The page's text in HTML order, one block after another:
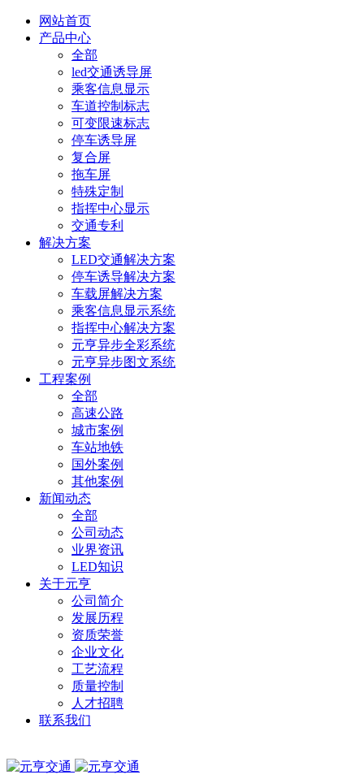
网站首页
产品中心
全部
led交通诱导屏
乘客信息显示
车道控制标志
可变限速标志
停车诱导屏
复合屏
拖车屏
特殊定制
指挥中心显示
交通专利
解决方案
LED交通解决方案
停车诱导解决方案
车载屏解决方案
乘客信息显示系统
指挥中心解决方案
元亨异步全彩系统
元亨异步图文系统
工程案例
全部
高速公路
城市案例
车站地铁
国外案例
其他案例
新闻动态
全部
公司动态
业界资讯
LED知识
关于元亨
公司简介
发展历程
资质荣誉
企业文化
工艺流程
质量控制
人才招聘
联系我们